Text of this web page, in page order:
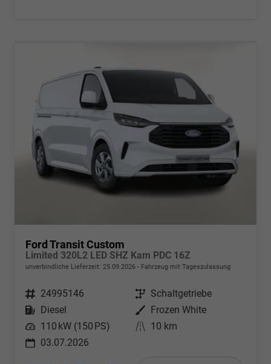
Ford Transit Custom
Limited 320L2 LED SHZ Kam PDC 16Z
unverbindliche Lieferzeit: 25.09.2026 Fahrzeug mit Tageszulassung
Fahrzeugnr. 24995146 Getriebe Schaltgetriebe
Kraftstoff
Diesel Außenfarbe
Frozen White
Leistung 110 kW (150 PS) Kilometerstand 10 km
03.07.2026